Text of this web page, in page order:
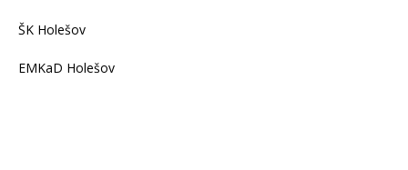
ŠK Holešov
EMKaD Holešov